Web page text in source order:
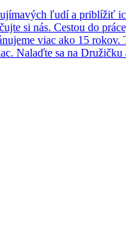
ľudí a priblížiť
si nás. Cestou do
viac ako 15
Nalaďte sa na Družičku